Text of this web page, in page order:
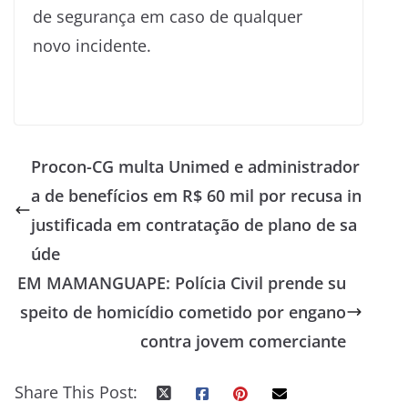
de segurança em caso de qualquer
novo incidente.
Procon-CG multa Unimed e administrador
a de benefícios em R$ 60 mil por recusa in
justificada em contratação de plano de sa
úde
EM MAMANGUAPE: Polícia Civil prende su
speito de homicídio cometido por engano
contra jovem comerciante
Share This Post: